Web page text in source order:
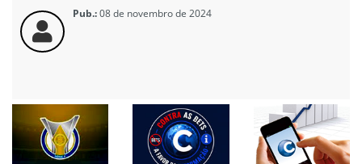
Pub.:08 de novembro de 2024